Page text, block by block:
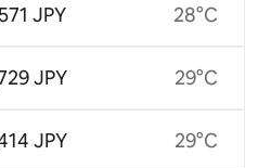
JPY
JPY
JPY
28°C
29°C
29°C